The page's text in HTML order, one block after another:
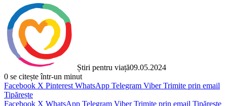
Știri pentru viață09.05.2024
0 se citește într-un minut
Facebook X Pinterest WhatsApp Telegram Viber Trimite prin email
Tipărește
Facebook X WhatsApp Telegram Viber Trimite prin email Tipărește